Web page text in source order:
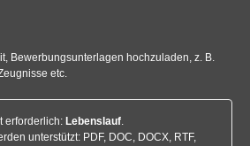
Bewerbungsunterlagen hochzuladen, z. B.
etc.
erforderlich: Lebenslauf.
unterstützt: PDF, DOC, DOCX, RTF,